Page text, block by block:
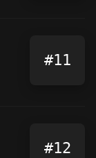
#11
#12